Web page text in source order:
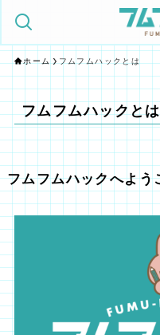
ホーム フムフムハックとは
フムフムハックとは
フムフムハックへよう